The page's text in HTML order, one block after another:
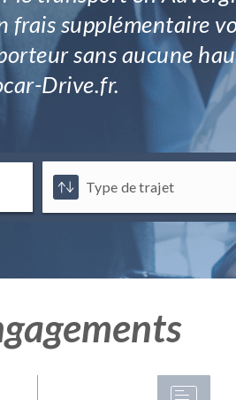
supplémentaire
sans aucune
Drive.fr.